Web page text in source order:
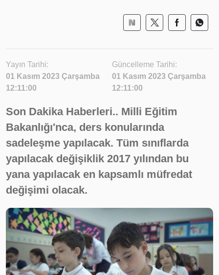
Yayın Tarihi:
01 Kasım 2023 Çarşamba
12:11:00
Güncelleme Tarihi:
01 Kasım 2023 Çarşamba
12:11:00
Son Dakika Haberleri.. Milli Eğitim
Bakanlığı'nca, ders konularında
sadeleşme yapılacak. Tüm sınıflarda
yapılacak değişiklik 2017 yılından bu
yana yapılacak en kapsamlı müfredat
değişimi olacak.